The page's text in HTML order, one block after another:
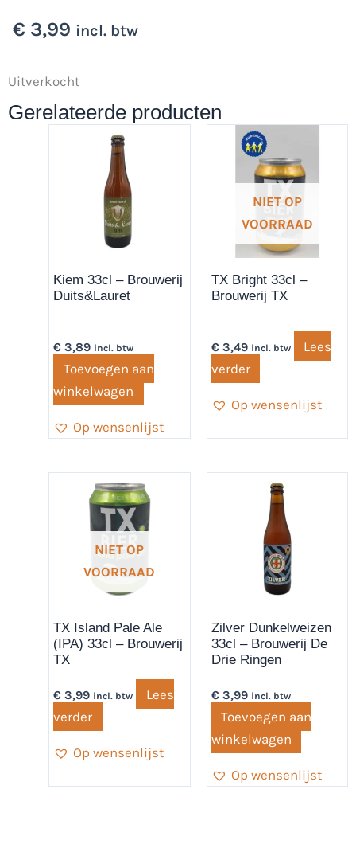
€ 3,99 incl. btw
Uitverkocht
Gerelateerde producten
Kiem 33cl – Brouwerij
Duits&Lauret
€ 3,89 incl. btw
Toevoegen aan
winkelwagen
Op wensenlijst
NIET OP
VOORRAAD
TX Bright 33cl –
Brouwerij TX
€3,49 incl. btw
Lees
verder
Op wensenlijst
NIET OP
VOORRAAD
TX Island Pale Ale
(IPA) 33cl – Brouwerij
TX
€ 3,99 incl. btw
Lees
verder
Op wensenlijst
Zilver Dunkelweizen
33cl – Brouwerij De
Drie Ringen
€3,99 incl. btw
Toevoegen aan
winkelwagen
Op wensenlijst